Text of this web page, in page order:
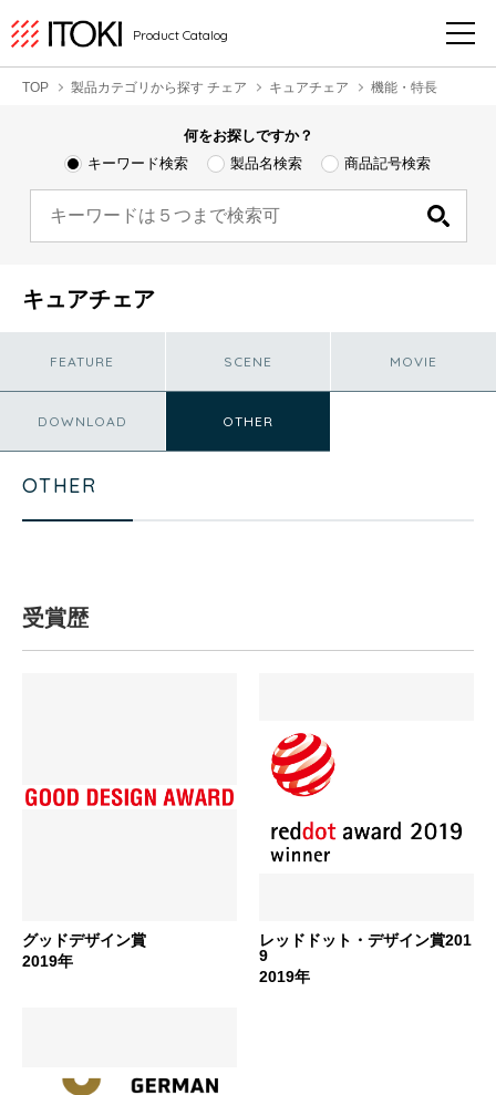
Product Catalog
TOP 製品カテゴリから探す チェア キュアチェア 機能・特長
何をお探しですか？
キーワード検索
製品名検索 商品記号検索
キュアチェア
FEATURE SCENE MOVIE
DOWNLOAD OTHER
OTHER
受賞歴
グッドデザイン賞
2019年
レッドドット・デザイン賞201
9
2019年